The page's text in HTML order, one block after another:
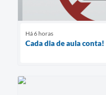
Há 6 horas
Cada dia de aula conta!